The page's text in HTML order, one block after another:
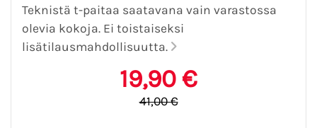
Teknistä t-paitaa saatavana vain varastossa
olevia kokoja. Ei toistaiseksi
lisätilausmahdollisuutta.
19,90 €
41,00 €